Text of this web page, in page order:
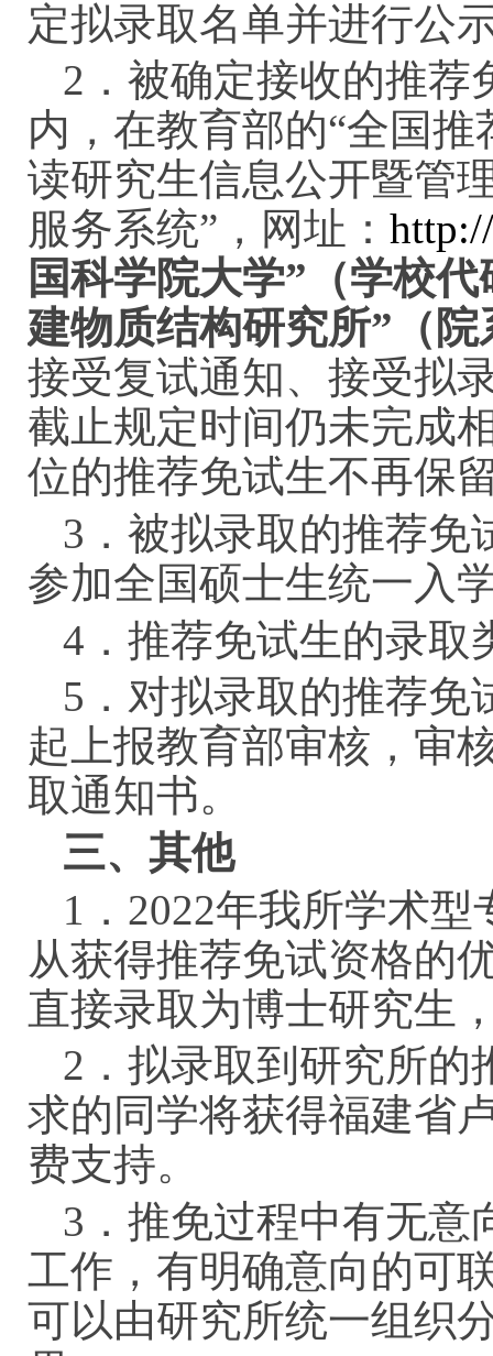
定拟录取名单并进行公
2．被确定接收的推荐
内，在教育部的“全国
读研究生信息公开暨管
服务系统”，网址：
国科学院大学”（学校代
建物质结构研究所”（院
接受复试通知、接受拟
截止规定时间仍未完成
位的推荐免试生不再保
3．被拟录取的推荐免
参加全国硕士生统一入
4．推荐免试生的录
5．对拟录取的推荐免
起上报教育部审核，审
取通知书。
三、其他
1．2022年我所学术型
从获得推荐免试资格的
直接录取为博士研究生
2．拟录取到研究所的
求的同学将获得福建省
费支持。
3．推免过程中有无意
工作，有明确意向的可
可以由研究所统一组织